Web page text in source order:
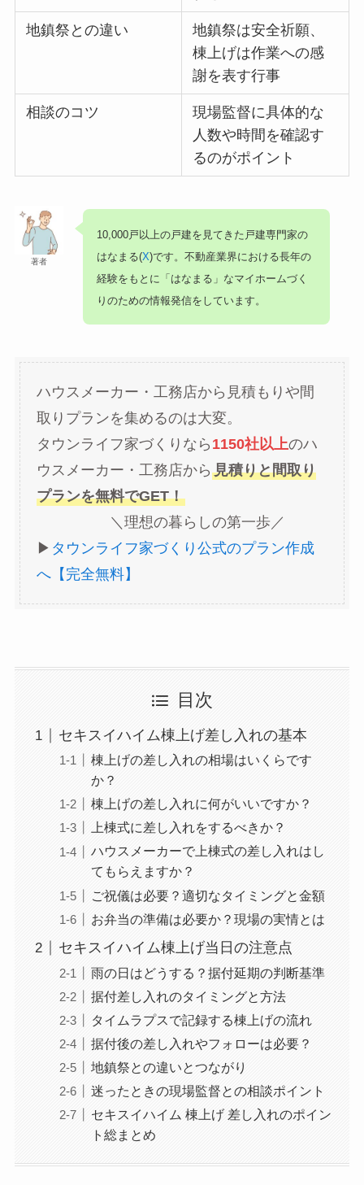
地鎮祭との違い
地鎮祭は安全祈願、
棟上げは作業への感
謝を表す行事
相談のコツ
現場監督に具体的な
人数や時間を確認す
るのがポイント
著者
10,000戸以上の戸建を見てきた戸建専門家の
はなまる(X)です。不動産業界における長年の
経験をもとに「はなまる」なマイホームづく
りのための情報発信をしています。
ハウスメーカー・工務店から見積もりや間
取りプランを集めるのは大変。
タウンライフ家づくりなら 1150社以上のハ
ウスメーカー・工務店から 見積りと間取り
プランを無料でGET！
＼理想の暮らしの第一歩／
▶︎ タウンライフ家づくり公式のプラン作成
へ【完全無料】
目次
セキスイハイム棟上げ差し入れの基本
棟上げの差し入れの相場はいくらです
か？
棟上げの差し入れに何がいいですか？
上棟式に差し入れをするべきか？
ハウスメーカーで上棟式の差し入れはし
てもらえますか？
ご祝儀は必要？適切なタイミングと金額
お弁当の準備は必要か？現場の実情とは
セキスイハイム棟上げ当日の注意点
雨の日はどうする？据付延期の判断基準
据付差し入れのタイミングと方法
タイムラプスで記録する棟上げの流れ
据付後の差し入れやフォローは必要？
地鎮祭との違いとつながり
迷ったときの現場監督との相談ポイント
セキスイハイム 棟上げ 差し入れのポイン
ト総まとめ